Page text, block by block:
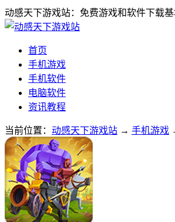
动感天下游戏站：免费游戏和软件下载
首页
手机游戏
手机软件
电脑软件
资讯教程
当前位置： 动感天下游戏站 → 手机游戏